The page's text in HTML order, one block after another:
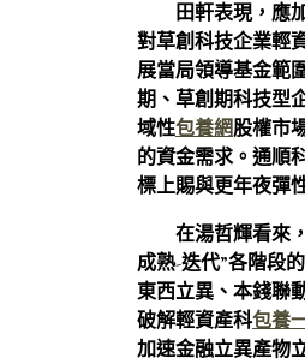
田軒表現，應
對草創科技企業輕
展當局領導基金範
期、草創期科技型
域性包養網股權市
的資金需求。通順
標上賜與更年夜彈
在湯哲輝看來
成熟-迭代”各階段
東西立異、本錢聯
破解輕資產科包養
加速金融立異產物